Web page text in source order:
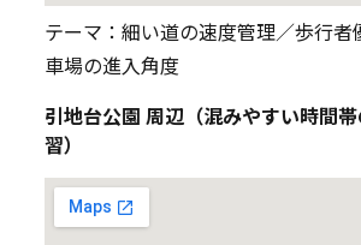
テーマ：細い道の速度管理／歩行者
車場の進入角度
引地台公園 周辺（混みやすい時間
習）